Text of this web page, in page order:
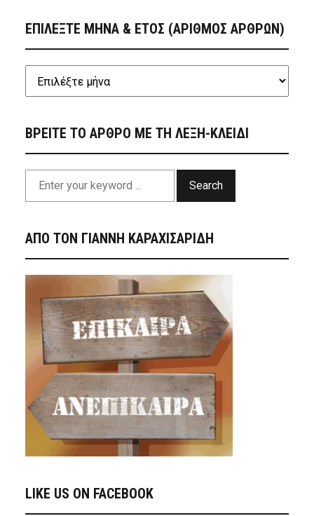
ΕΠΙΛΕΞΤΕ ΜΗΝΑ & ΕΤΟΣ (ΑΡΙΘΜΟΣ ΑΡΘΡΩΝ)
ΒΡΕΙΤΕ ΤΟ ΑΡΘΡΟ ΜΕ ΤΗ ΛΕΞΗ-ΚΛΕΙΔΙ
Search
ΑΠΟ ΤΟΝ ΓΙΑΝΝΗ ΚΑΡΑΧΙΣΑΡΙΔΗ
LIKE US ON FACEBOOK